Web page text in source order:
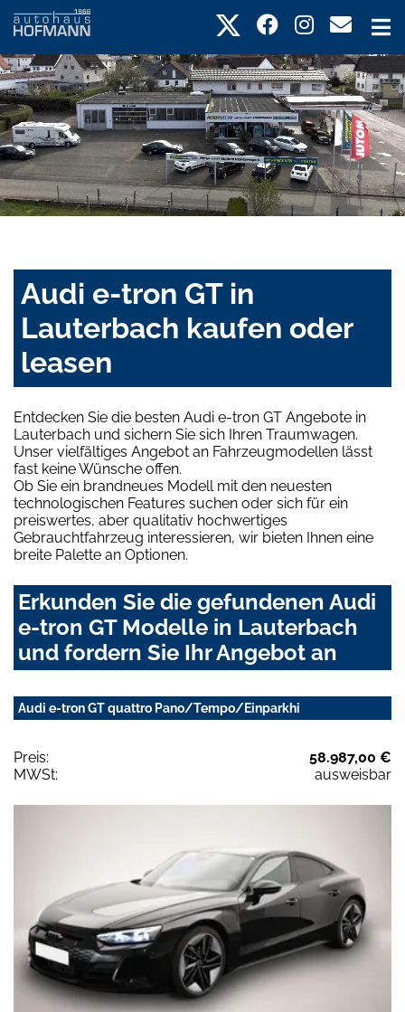
Audi e-tron GT in
Lauterbach kaufen oder
leasen
Entdecken Sie die besten Audi e-tron GT Angebote in
Lauterbach und sichern Sie sich Ihren Traumwagen.
Unser vielfältiges Angebot an Fahrzeugmodellen lässt
fast keine Wünsche offen.
Ob Sie ein brandneues Modell mit den neuesten
technologischen Features suchen oder sich für ein
preiswertes, aber qualitativ hochwertiges
Gebrauchtfahrzeug interessieren, wir bieten Ihnen eine
breite Palette an Optionen.
Erkunden Sie die gefundenen Audi
e-tron GT Modelle in Lauterbach
und fordern Sie Ihr Angebot an
Audi e-tron GT quattro Pano/Tempo/Einparkhi
Preis:
58.987,00 €
MWSt:
ausweisbar